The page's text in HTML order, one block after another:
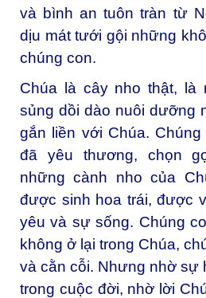
và bình an tuôn tràn từ
dịu mát tưới gội những
chúng con.
Chúa là cây nho thật, là
sủng dồi dào nuôi dưỡng
gắn liền với Chúa.
đã yêu thương, chọn
những cành nho của
được sinh hoa trái, được
yêu và sự sống. Chúng
không ở lại trong Chúa,
và cằn cỗi. Nhưng nhờ sự
trong cuộc đời, nhờ lời